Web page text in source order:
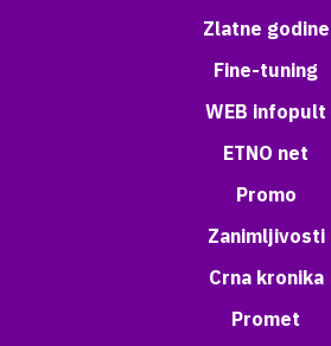
Zlatne godine
Fine-tuning
WEB infopult
ETNO net
Promo
Zanimljivosti
Crna kronika
Promet